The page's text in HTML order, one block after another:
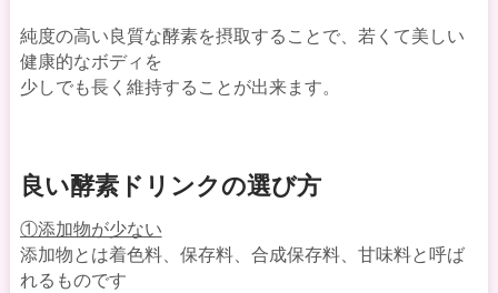
純度の高い良質な酵素を摂取することで、若くて美しい
健康的なボディを
少しでも長く維持することが出来ます。
良い酵素ドリンクの選び方
①添加物が少ない
添加物とは着色料、保存料、合成保存料、甘味料と呼ば
れるものです